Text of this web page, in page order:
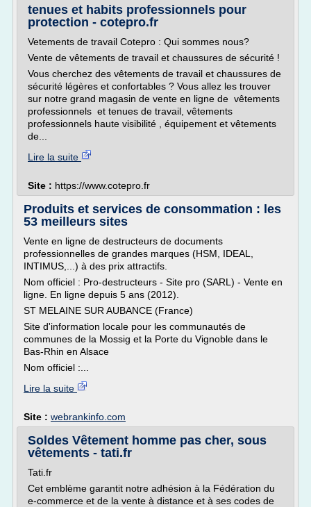
tenues et habits professionnels pour
protection - cotepro.fr
Vetements de travail Cotepro : Qui sommes nous?
Vente de vêtements de travail et chaussures de sécurité !
Vous cherchez des vêtements de travail et chaussures de
sécurité légères et confortables ? Vous allez les trouver
sur notre grand magasin de vente en ligne de vêtements
professionnels et tenues de travail, vêtements
professionnels haute visibilité , équipement et vêtements
de...
Lire la suite
Site : https://www.cotepro.fr
Produits et services de consommation : les
53 meilleurs sites
Vente en ligne de destructeurs de documents
professionnelles de grandes marques (HSM, IDEAL,
INTIMUS,...) à des prix attractifs.
Nom officiel : Pro-destructeurs - Site pro (SARL) - Vente en
ligne. En ligne depuis 5 ans (2012).
ST MELAINE SUR AUBANCE (France)
Site d'information locale pour les communautés de
communes de la Mossig et la Porte du Vignoble dans le
Bas-Rhin en Alsace
Nom officiel :...
Lire la suite
Site : webrankinfo.com
Soldes Vêtement homme pas cher, sous
vêtements - tati.fr
Tati.fr
Cet emblème garantit notre adhésion à la Fédération du
e-commerce et de la vente à distance et à ses codes de